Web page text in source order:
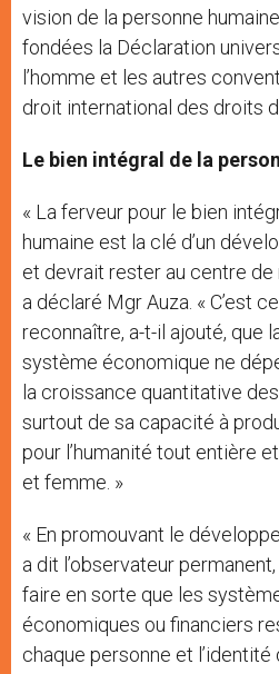
vision de la personne
fondées la Déclaration
l’homme et les autres
droit international des droits
Le bien intégral de la
« La ferveur pour le bien
humaine est la clé d’un
et devrait rester au centre de
a déclaré Mgr Auza. « C’est
reconnaître, a-t-il ajouté, que
système économique ne
la croissance quantitative
surtout de sa capacité à
pour l’humanité tout entière
et femme. »
« En promouvant le
a dit l’observateur
faire en sorte que les
économiques ou financiers
chaque personne et l’identité